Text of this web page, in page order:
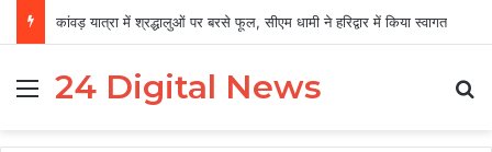
कांवड़ यात्रा में श्रद्धालुओं पर बरसे फूल, सीएम धामी ने हरिद्वार में किया स्वागत
Menu
24 Digital News